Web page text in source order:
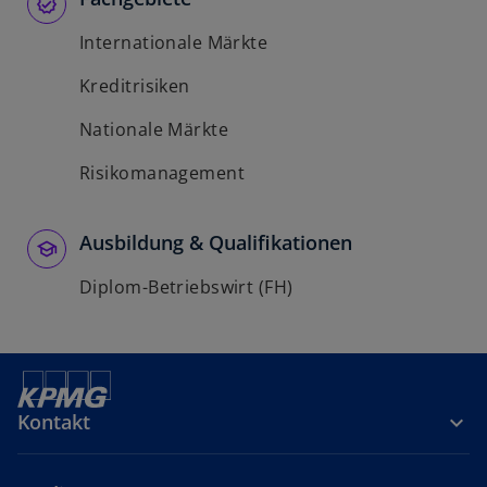
Internationale Märkte
Kreditrisiken
Nationale Märkte
Risikomanagement
Ausbildung & Qualifikationen
Diplom-Betriebswirt (FH)
Kontakt